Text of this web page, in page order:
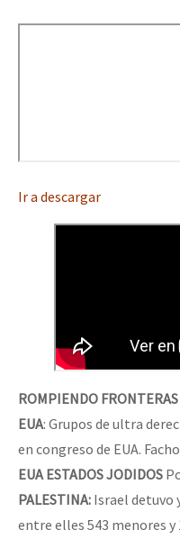
MULTIMEDIA
Audio
Fotorreportaje
Video
Otras secciones
Semillero Guerra contra
Ir a descargar
ROMPIENDO FRONTERAS
EUA: Grupos de ultra
en congreso de EUA.
EUA ESTADOS JODIDOS
PALESTINA: Israel detuvo
entre elles 543 menores y